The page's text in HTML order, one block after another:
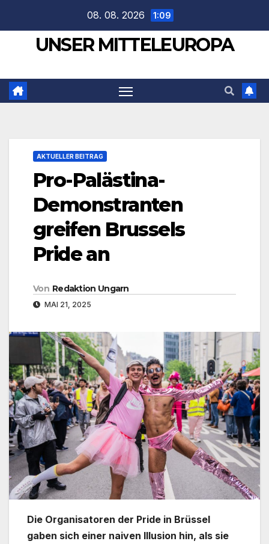
springen
08. 08. 2026 1:09
UNSER MITTELEUROPA
AKTUELLER BEITRAG
Pro-Palästina-
Demonstranten
greifen Brussels
Pride an
Von Redaktion Ungarn
MAI 21, 2025
Die Organisatoren der Pride in Brüssel
gaben sich einer naiven Illusion hin, als sie